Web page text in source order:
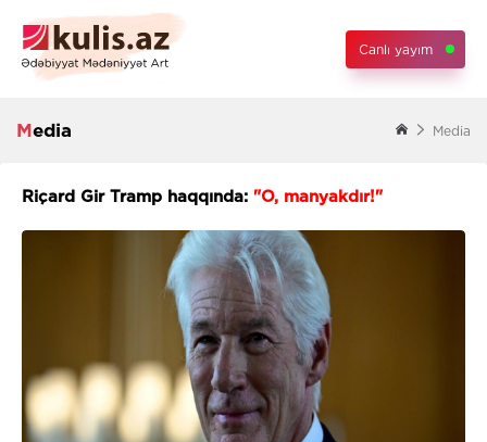
Canlı yayım
Media Media
Riçard Gir Tramp haqqında: "O, manyakdır!"